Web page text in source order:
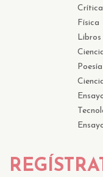
Física
Libros
Poesía